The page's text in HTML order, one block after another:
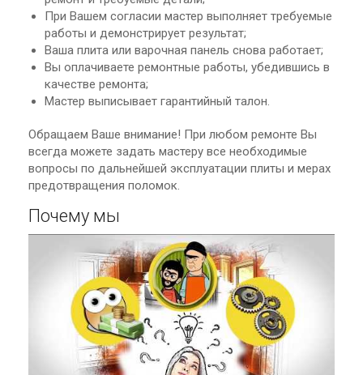
При Вашем согласии мастер выполняет требуемые
работы и демонстрирует результат;
Ваша плита или варочная панель снова работает;
Вы оплачиваете ремонтные работы, убедившись в
качестве ремонта;
Мастер выписывает гарантийный талон.
Обращаем Ваше внимание! При любом ремонте Вы
всегда можете задать мастеру все необходимые
вопросы по дальнейшей эксплуатации плиты и мерах
предотвращения поломок.
Почему мы